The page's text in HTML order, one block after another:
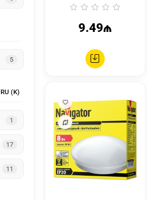
5
(K)
1
17
11
9.49₼